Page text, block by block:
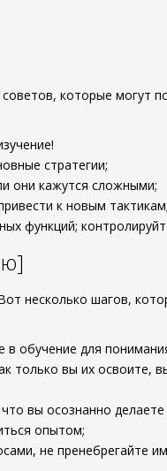
советов, которые могут
стратегии;
они кажутся сложными;
к новым тактикам;
функций;
несколько шагов,
в обучение для
только вы их освоите,
вы осознанно
опытом;
не пренебрегайте